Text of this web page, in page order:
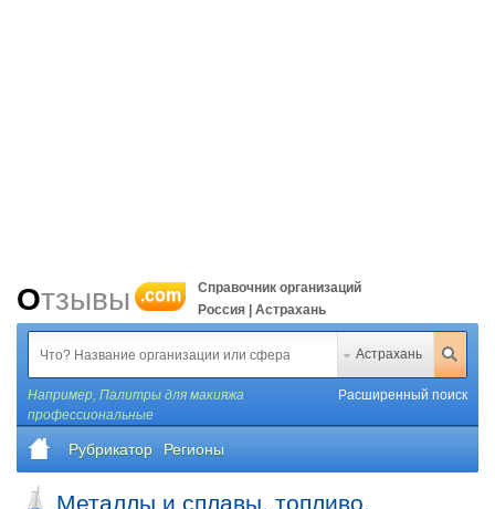
Отзывы .com
Справочник организаций
Россия | Астрахань
Астрахань
Например, Палитры для макияжа
профессиональные
Расширенный поиск
Рубрикатор Регионы
Металлы и сплавы, топливо,